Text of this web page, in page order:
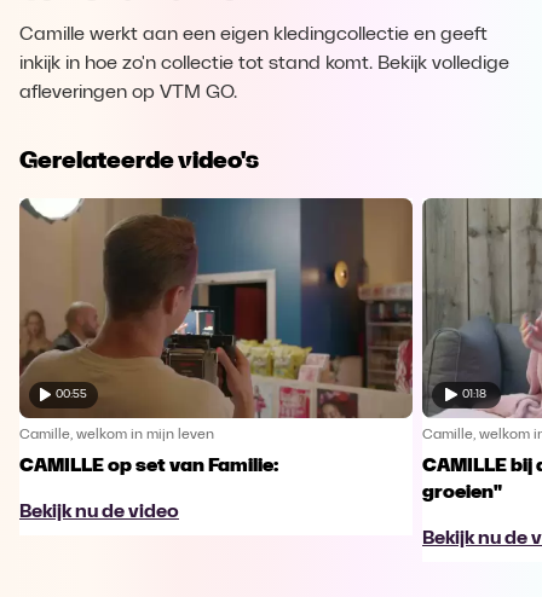
Camille werkt aan een eigen kledingcollectie en geeft
inkijk in hoe zo'n collectie tot stand komt. Bekijk volledige
afleveringen op VTM GO.
Gerelateerde video's
00:55
Camille, welkom in mijn leven
CAMILLE op set van Familie:
Bekijk nu de video
01:18
Camille, welkom
CAMILLE bij
groeien"
Bekijk nu de